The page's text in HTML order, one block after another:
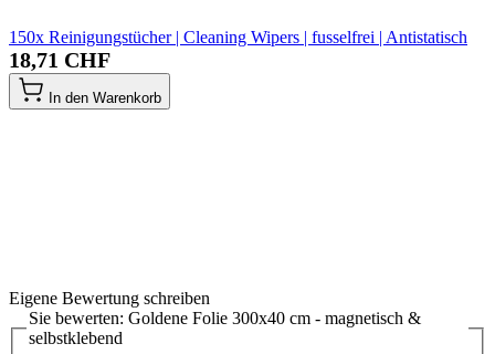
150x Reinigungstücher | Cleaning Wipers | fusselfrei | Antistatisch
18,71 CHF
In den Warenkorb
Eigene Bewertung schreiben
Sie bewerten: Goldene Folie 300x40 cm - magnetisch &
selbstklebend